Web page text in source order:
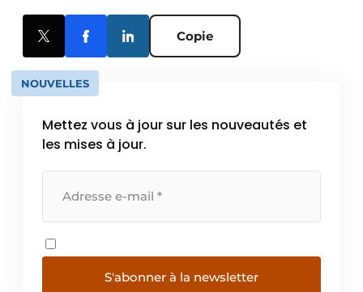
Copie
NOUVELLES
Mettez vous à jour sur les nouveautés et
les mises à jour.
S'abonner à la newsletter